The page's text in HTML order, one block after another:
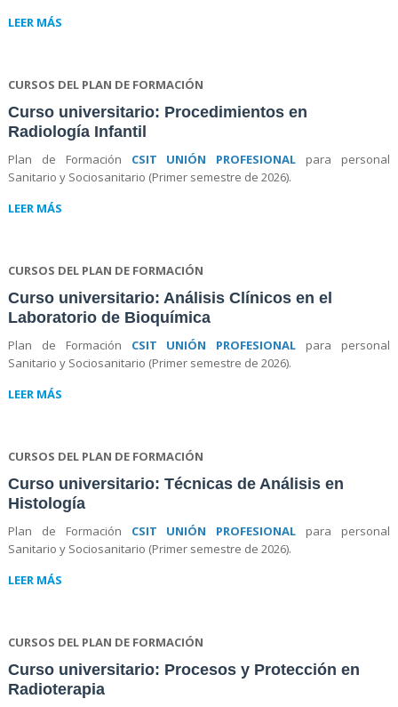
LEER MÁS
CURSOS DEL PLAN DE FORMACIÓN
Curso universitario: Procedimientos en
Radiología Infantil
Plan de Formación CSIT UNIÓN PROFESIONAL para personal
Sanitario y Sociosanitario (Primer semestre de 2026).
LEER MÁS
CURSOS DEL PLAN DE FORMACIÓN
Curso universitario: Análisis Clínicos en el
Laboratorio de Bioquímica
Plan de Formación CSIT UNIÓN PROFESIONAL para personal
Sanitario y Sociosanitario (Primer semestre de 2026).
LEER MÁS
CURSOS DEL PLAN DE FORMACIÓN
Curso universitario: Técnicas de Análisis en
Histología
Plan de Formación CSIT UNIÓN PROFESIONAL para personal
Sanitario y Sociosanitario (Primer semestre de 2026).
LEER MÁS
CURSOS DEL PLAN DE FORMACIÓN
Curso universitario: Procesos y Protección en
Radioterapia